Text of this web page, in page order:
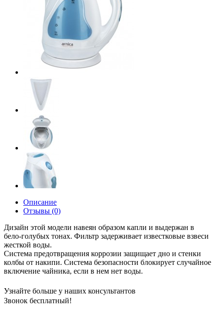
Описание
Отзывы (0)
Дизайн этой модели навеян образом капли и выдержан в
бело-голубых тонах. Фильтр задерживает известковые взвеси
жесткой воды.
Система предотвращения коррозии защищает дно и стенки
колбы от накипи. Система безопасности блокирует случайное
включение чайника, если в нем нет воды.
Узнайте больше у наших консультантов
Звонок бесплатный!